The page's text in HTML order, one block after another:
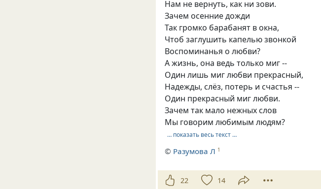
Нам не вернуть, как ни зови.
Зачем осенние дожди
Так громко барабанят в окна,
Чтоб заглушить капелью звонкой
Воспоминанья о любви?
А жизнь, она ведь только миг --
Один лишь миг любви прекрасный,
Надежды, слёз, потерь и счастья --
Один прекрасный миг любви.
Зачем так мало нежных слов
Мы говорим любимым людям?
… показать весь текст …
© Разумова Л 1
22 14